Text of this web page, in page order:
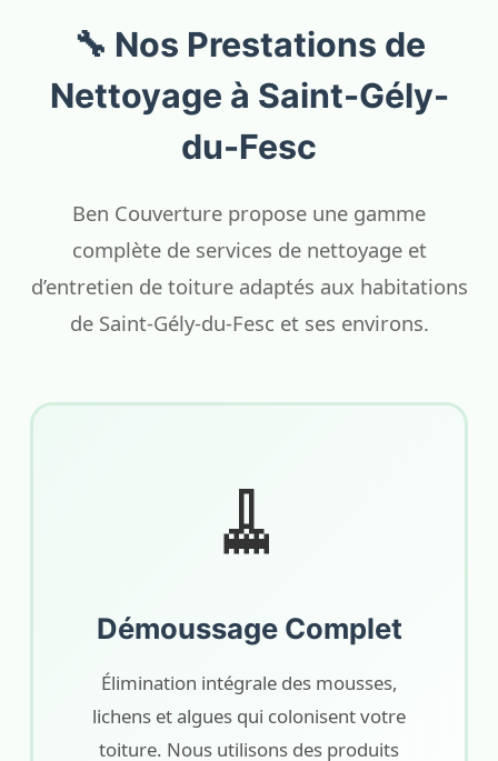
🔧 Nos Prestations de
Nettoyage à Saint-Gély-
du-Fesc
Ben Couverture propose une gamme
complète de services de nettoyage et
d’entretien de toiture adaptés aux habitations
de Saint-Gély-du-Fesc et ses environs.
🧹
Démoussage Complet
Élimination intégrale des mousses,
lichens et algues qui colonisent votre
toiture. Nous utilisons des produits